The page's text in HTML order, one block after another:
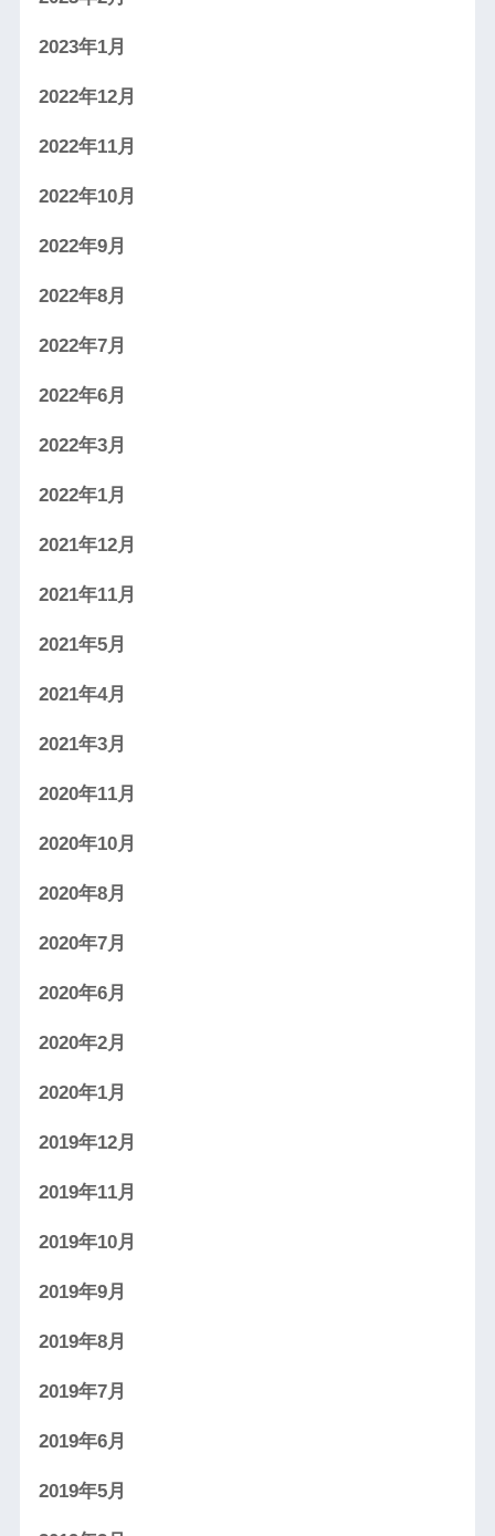
2023年1月
2022年12月
2022年11月
2022年10月
2022年9月
2022年8月
2022年7月
2022年6月
2022年3月
2022年1月
2021年12月
2021年11月
2021年5月
2021年4月
2021年3月
2020年11月
2020年10月
2020年8月
2020年7月
2020年6月
2020年2月
2020年1月
2019年12月
2019年11月
2019年10月
2019年9月
2019年8月
2019年7月
2019年6月
2019年5月